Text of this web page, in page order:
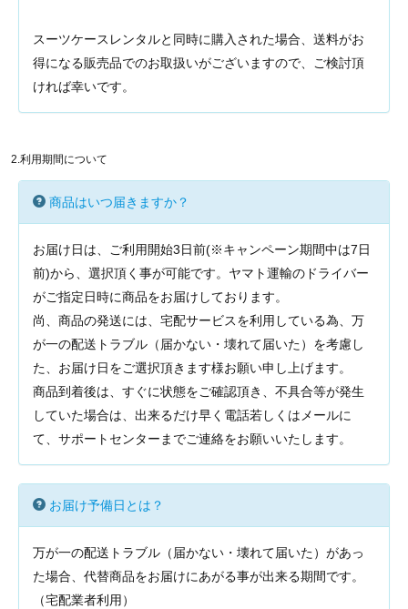
スーツケースレンタルと同時に購入された場合、送料がお
得になる販売品でのお取扱いがございますので、ご検討頂
ければ幸いです。
2.利用期間について
商品はいつ届きますか？
お届け日は、ご利用開始3日前(※キャンペーン期間中は7日
前)から、選択頂く事が可能です。ヤマト運輸のドライバー
がご指定日時に商品をお届けしております。
尚、商品の発送には、宅配サービスを利用している為、万
が一の配送トラブル（届かない・壊れて届いた）を考慮し
た、お届け日をご選択頂きます様お願い申し上げます。
商品到着後は、すぐに状態をご確認頂き、不具合等が発生
していた場合は、出来るだけ早く電話若しくはメールに
て、サポートセンターまでご連絡をお願いいたします。
お届け予備日とは？
万が一の配送トラブル（届かない・壊れて届いた）があっ
た場合、代替商品をお届けにあがる事が出来る期間です。
（宅配業者利用）